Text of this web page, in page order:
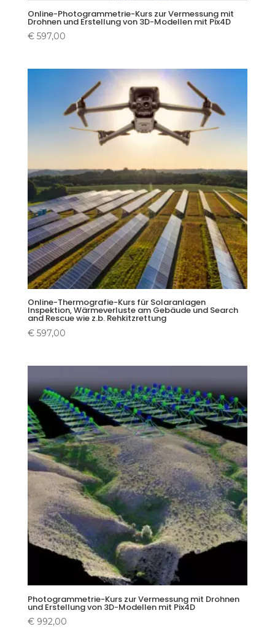
Online-Photogrammetrie-Kurs zur Vermessung mit
Drohnen und Erstellung von 3D-Modellen mit Pix4D
€597,00
Online-Thermografie-Kurs für Solaranlagen
Inspektion, Wärmeverluste am Gebäude und Search
and Rescue wie z.b. Rehkitzrettung
€597,00
Photogrammetrie-Kurs zur Vermessung mit Drohnen
und Erstellung von 3D-Modellen mit Pix4D
€992,00